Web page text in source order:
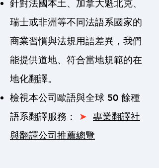
針對法國本土、加拿大魁北克、
瑞士或非洲等不同法語系國家的
商業習慣與法規用語差異，我們
能提供道地、符合當地規範的在
地化翻譯。
檢視本公司歐語與全球 50 餘種
語系翻譯服務： ​➤ 專業翻譯社
與翻譯公司推薦總覽